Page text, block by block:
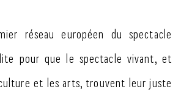
réseau européen du spectacle
pour que le spectacle vivant, et
et les arts, trouvent leur juste